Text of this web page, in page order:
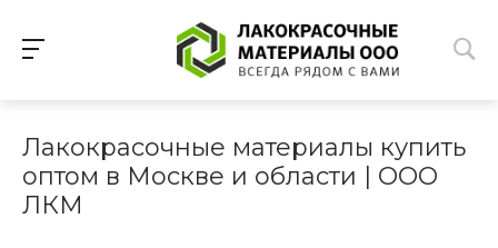
Лакокрасочные материалы купить
оптом в Москве и области | ООО
ЛКМ